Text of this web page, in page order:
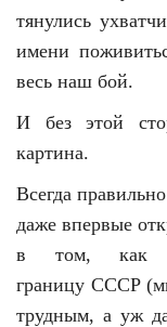
тянулись
имени
весь наш бой.
И без этой
картина.
Всегда
даже впервые
в том, как
границу СССР
трудным, а уж